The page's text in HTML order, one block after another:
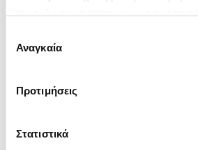
συγκατάθεσης
Αναγκαία
Προτιμήσεις
Στατιστικά
Σύμφωνα με τα αποτελέσματα
οι μισοί πελάτες επισκέπτονται